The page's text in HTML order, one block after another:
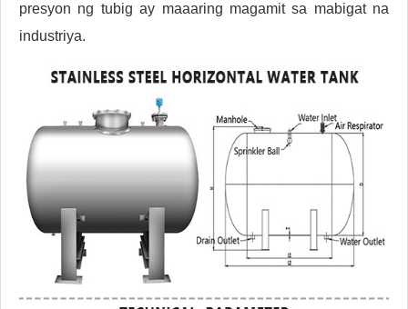
presyon ng tubig ay maaaring magamit sa mabigat na
industriya.